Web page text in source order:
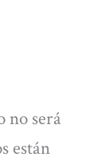
no será
están